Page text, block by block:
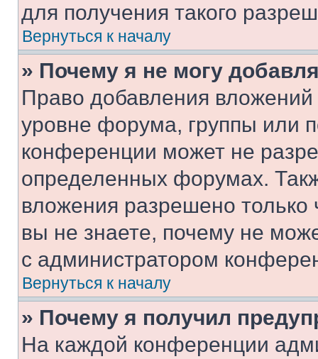
для получения такого
Вернуться к началу
» Почему я не могу
Право добавления
уровне форума, группы или
конференции может не
определенных форумах.
вложения разрешено
вы не знаете, почему не
с администратором
Вернуться к началу
» Почему я получил
На каждой конференции